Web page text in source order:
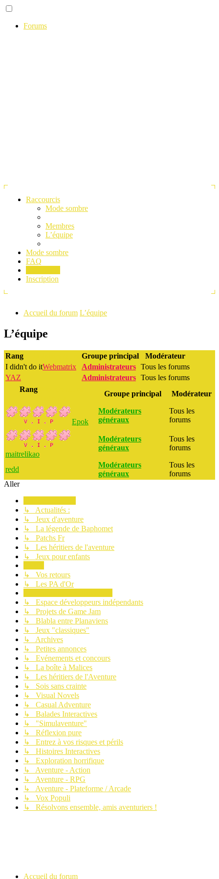
Forums
Raccourcis
Mode sombre
Membres
L’équipe
Mode sombre
FAQ
Inscription
Accueil du forum L’équipe
L’équipe
Rang Groupe principal
Modérateur
I didn't do itWebmatrix Administrateurs Tous les forums
YAZ
Administrateurs Tous les forums
Rang
Groupe principal Modérateur
Epok
Modérateurs
généraux
Tous les
forums
maitrelikao
Modérateurs
généraux
Tous les
forums
redd
Modérateurs
généraux
Tous les
forums
Aller
↳ Actualités :
↳ Jeux d'aventure
↳ La légende de Baphomet
↳ Patchs Fr
↳ Les héritiers de l'aventure
↳ Jeux pour enfants
↳ Vos retours
↳ Les PA d'Or
↳ Espace développeurs indépendants
↳ Projets de Game Jam
↳ Blabla entre Planaviens
↳ Jeux "classiques"
↳ Archives
↳ Petites annonces
↳ Evénements et concours
↳ La boîte à Malices
↳ Les héritiers de l'Aventure
↳ Sois sans crainte
↳ Visual Novels
↳ Casual Adventure
↳ Balades Interactives
↳ "Simulaventure"
↳ Réflexion pure
↳ Entrez à vos risques et périls
↳ Histoires Interactives
↳ Exploration horrifique
↳ Aventure - Action
↳ Aventure - RPG
↳ Aventure - Plateforme / Arcade
↳ Vox Populi
↳ Résolvons ensemble, amis aventuriers !
Accueil du forum